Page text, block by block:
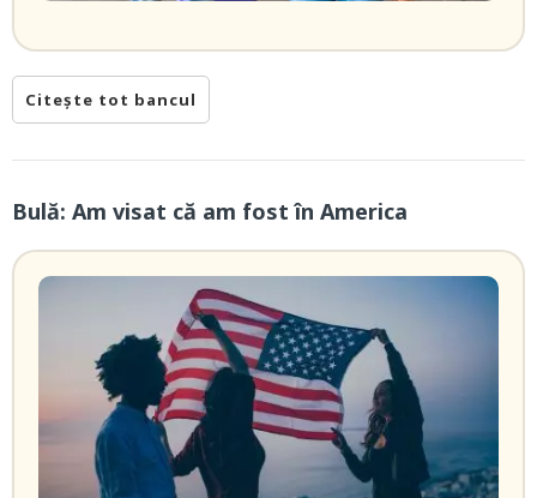
Citește tot bancul
Bulă: Am visat că am fost în America